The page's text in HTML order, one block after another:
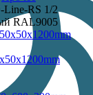
RS 1/2
RAL9005